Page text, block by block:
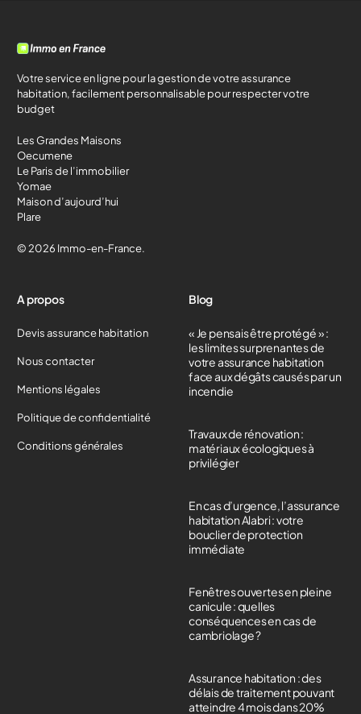
Votre service en ligne pour la gestion de votre assurance
habitation, facilement personnalisable pour respecter votre
budget
Les Grandes Maisons
Oecumene
Le Paris de l’immobilier
Yomae
Maison d’aujourd’hui
Plare
© 2026 Immo-en-France.
A propos
Devis assurance habitation
Nous contacter
Mentions légales
Politique de confidentialité
Conditions générales
Blog
« Je pensais être protégé » :
les limites surprenantes de
votre assurance habitation
face aux dégâts causés par un
incendie
Travaux de rénovation :
matériaux écologiques à
privilégier
En cas d’urgence, l’assurance
habitation Alabri : votre
bouclier de protection
immédiate
Fenêtres ouvertes en pleine
canicule : quelles
conséquences en cas de
cambriolage ?
Assurance habitation : des
délais de traitement pouvant
atteindre 4 mois dans 20%